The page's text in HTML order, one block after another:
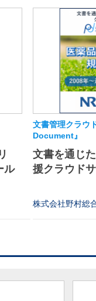
ル
文書管理クラウ
Document』
文書を通じ
援クラウド
株式会社野村総